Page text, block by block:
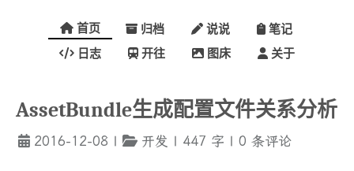
首页 归档 说说 笔记
日志 开往 图床 关于
AssetBundle生成配置文件关系分析
2016-12-08 | 开发 | 447 字 | 0 条评论